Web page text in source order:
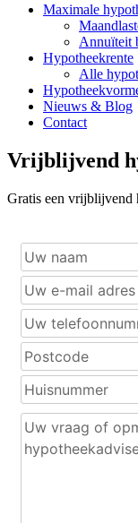
Maximale
Annuïteit
Hypotheekrente
Alle
Nieuws & Blog
Contact
Vrijblijvend
Gratis een vrijblijvend